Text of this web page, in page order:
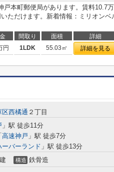
戸本町郵便局があります。賃料10.7万
ただけます。新着情報：ミリオンベ
間取り 面積 詳細
円 1LDK 55.03㎡ 詳細を見る
区西橘通 ２丁目
」駅 徒歩11分
高速神戸 」駅 徒歩7分
ーバーランド 」駅 徒歩13分
構造 鉄骨造